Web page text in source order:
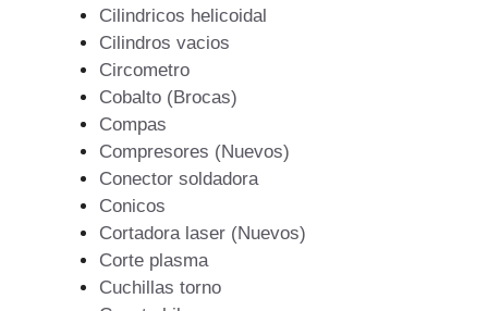
Cilindricos helicoidal
Cilindros vacios
Circometro
Cobalto (Brocas)
Compas
Compresores (Nuevos)
Conector soldadora
Conicos
Cortadora laser (Nuevos)
Corte plasma
Cuchillas torno